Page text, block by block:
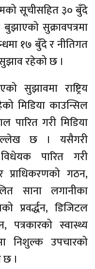
सूचीसहित ३० बुँदे
सुक्रावपत्रमा
१७ बुँदे र नीतिगत
रहेको छ ।
सुझावमा राष्ट्रिय
मिडिया काउन्सिल
पारित गरी मिडिया
छ । यसैगरी
पारित गरी
प्राधिकरणको गठन,
साना लगानीका
प्रवर्द्धन, डिजिटल
पत्रकारको स्वास्थ्य
निशुल्क उपचारको
छ ।